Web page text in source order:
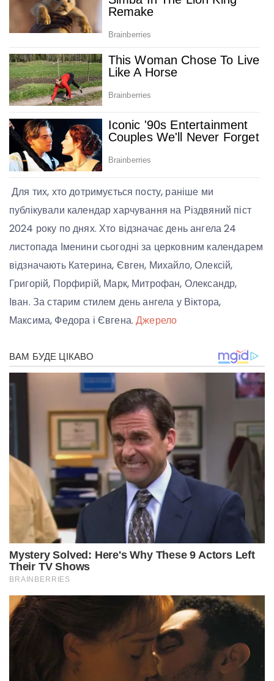
Для тих, хто дотримується посту, раніше ми
публікували календар харчування на Різдвяний піст
2024 року по днях. Хто відзначає день ангела 24
листопада Іменини сьогодні за церковним календарем
відзначають Катерина, Євген, Михайло, Олексій,
Григорій, Порфирій, Марк, Митрофан, Олександр,
Іван. За старим стилем день ангела у Віктора,
Максима, Федора і Євгена.Джерело